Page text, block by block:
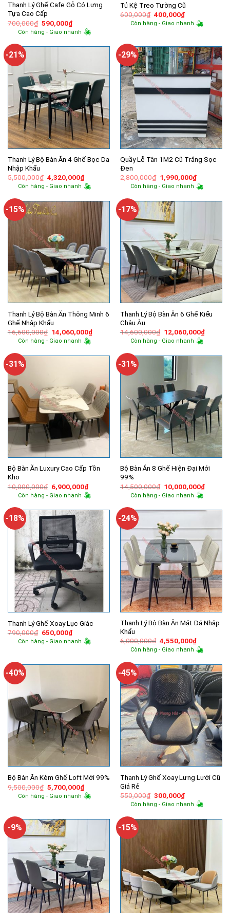
Thanh Lý Ghế Cafe Gỗ Có Lưng
Tựa Cao Cấp
700,000₫ Giá
gốc
là:
590,000₫Giá
hiện
tại
590,000₫.
Còn hàng - Giao nhanh
Tủ Kệ Treo Tường Cũ
600,000₫ Giá
gốc
là:
400,000₫Giá
hiện
tại
Còn hàng - Giao nhanh
-21%
Thanh Lý Bộ Bàn Ăn 4 Ghế Bọc Da
Nhập Khẩu
5,500,000₫ Giá
gốc
là:
4,320,000₫Giá
hiện
tại
4,320,000₫.
Còn hàng - Giao nhanh
-29%
Quầy Lễ Tân 1M2 Cũ Trắng Sọc
Đen
2,800,000₫ Giá
gốc
là:
1,990,000₫Giá
hiện
tại
Còn hàng - Giao nhanh
-15%
Thanh Lý Bộ Bàn Ăn Thông Minh 6
Ghế Nhập Khẩu
16,600,000₫ Giá
gốc
là:
14,060,000₫Giá
hiện
14,060,000₫.
Còn hàng - Giao nhanh
-17%
Thanh Lý Bộ Bàn Ăn 6 Ghế Kiểu
Châu Âu
14,600,000₫ Giá
gốc
là:
12,060,000₫Giá
hiện
Còn hàng - Giao nhanh
-31%
Bộ Bàn Ăn Luxury Cao Cấp Tồn
Kho
10,000,000₫ Giá
gốc
là:
6,900,000₫Giá
hiện
tại
6,900,000₫.
Còn hàng - Giao nhanh
-31%
Bộ Bàn Ăn 8 Ghế Hiện Đại Mới
99%
14,500,000₫ Giá
gốc
là:
10,000,000₫Giá
hiện
Còn hàng - Giao nhanh
-18%
Thanh Lý Ghế Xoay Lục Giác
790,000₫ Giá
gốc
là:
650,000₫Giá
hiện
tại
Còn hàng - Giao nhanh
-24%
Thanh Lý Bộ Bàn Ăn Mặt Đá Nhập
Khẩu
6,000,000₫ Giá
gốc
là:
4,550,000₫Giá
hiện
tại
Còn hàng - Giao nhanh
-40%
Bộ Bàn Ăn Kèm Ghế Loft Mới 99%
9,500,000₫ Giá
gốc
là:
5,700,000₫Giá
hiện
tại
Còn hàng - Giao nhanh
-45%
Thanh Lý Ghế Xoay Lưng Lưới Cũ
Giá Rẻ
550,000₫ Giá
gốc
là:
300,000₫Giá
hiện
tại
300,000₫.
Còn hàng - Giao nhanh
-9% -15%